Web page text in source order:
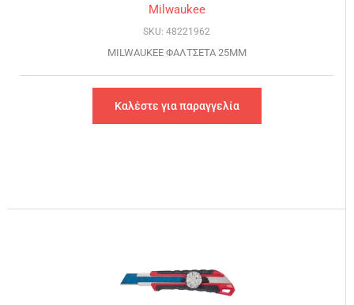
Milwaukee
SKU: 48221962
MILWAUKEE ΦΑΛΤΣΕΤΑ 25MM
Καλέστε για παραγγελία